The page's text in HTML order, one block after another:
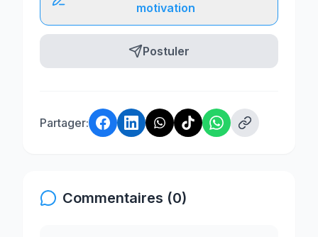
motivation
Postuler
Partager:
Commentaires (0)